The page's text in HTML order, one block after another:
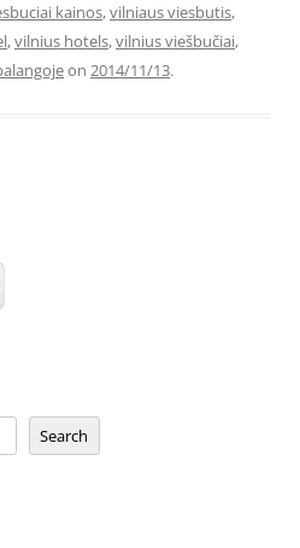
kainos,vilniaus viesbutis,
,vilnius hotels,vilnius viešbučiai,
on 2014/11/13.
Search